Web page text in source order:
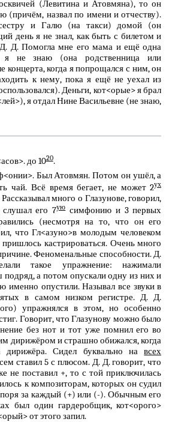
(Левитина и Атовмяна), то он
(причём, назвал по имени и отчеству).
и Галю (на такси) домой (он
день я не знал, как быть с билетом и
Д. Помогла мне его мама и ещё одна
я не знаю (она родственница или
концерта, когда я попрощался с ним, он
к нему, пока я ещё не уехал из
Деньги, кот<орые> я брал
я отдал Нине Васильевне (не знаю,
до 1020.
Был Атовмян. Потом он ушёл, а
чай. Всё время бегает, не может 2ух
много о Глазунове, говорил,
его 7уюсимфонию и 3 первых
(несмотря на то, что он его
что Гл<азуно>в молодым человеком
кастрироваться. Очень много
Феноменальные способности. Д.
такое упражнение: нажимали
а потом опускали одну из них и
именно опустили. Называл все звуки в
в самом низком регистре. Д. Д.
упражнялся в этом, но особенно
Говорит, что Глазунову можно было
без нот и тот уже помнил его во
дирижёром и страшно обижался, когда
дирижёра. Сидел буквально навсех
ставил 5 с плюсом. Д. Д. говорит, что
не поставил +, то с той приключилась
к композиторам, которых он судил
за каждый (+) или (-). Обычным его
был один гардеробщик, кот<орого>
от этого запил.